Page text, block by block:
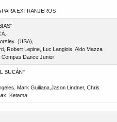
EXTRANJEROS
(USA),
Robert Lepine, Luc Langlois, Aldo Mazza
Dance Junior
BUCÁN"
Mark Guiliana,Jason Lindner, Chris
Ketama.